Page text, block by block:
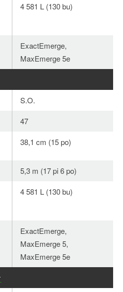
4 581 L (130 bu)
ExactEmerge,
MaxEmerge 5e
S.O.
47
38,1 cm (15 po)
5,3 m (17 pi 6 po)
4 581 L (130 bu)
ExactEmerge,
MaxEmerge 5,
MaxEmerge 5e